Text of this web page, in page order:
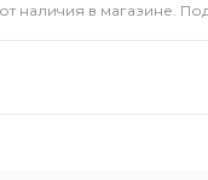
наличия в магазине.